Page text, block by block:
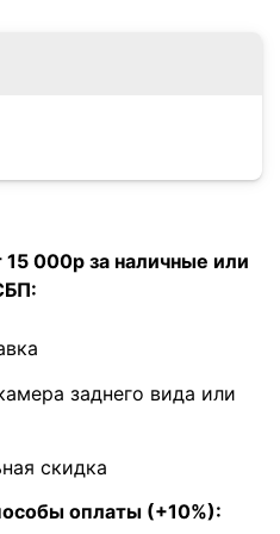
000р за наличные или
заднего вида или
скидка
оплаты (+10%):